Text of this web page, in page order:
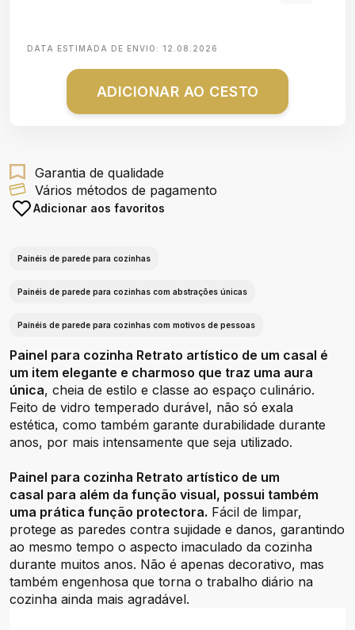
DATA ESTIMADA DE ENVIO: 12.08.2026
ADICIONAR AO CESTO
Garantia de qualidade
Vários métodos de pagamento
Adicionar aos favoritos
Painéis de parede para cozinhas
Painéis de parede para cozinhas com abstrações únicas
Painéis de parede para cozinhas com motivos de pessoas
Painel para cozinha Retrato artístico de um casal é
um item elegante e charmoso que traz uma aura
única, cheia de estilo e classe ao espaço culinário.
Feito de vidro temperado durável, não só exala
estética, como também garante durabilidade durante
anos, por mais intensamente que seja utilizado.
Painel para cozinha Retrato artístico de um
casal para além da função visual, possui também
uma prática função protectora. Fácil de limpar,
protege as paredes contra sujidade e danos, garantindo
ao mesmo tempo o aspecto imaculado da cozinha
durante muitos anos. Não é apenas decorativo, mas
também engenhosa que torna o trabalho diário na
cozinha ainda mais agradável.